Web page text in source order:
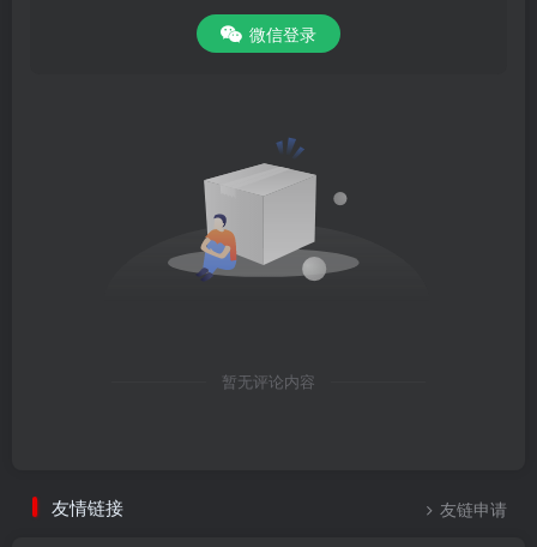
微信登录
暂无评论内容
友情链接 友链申请